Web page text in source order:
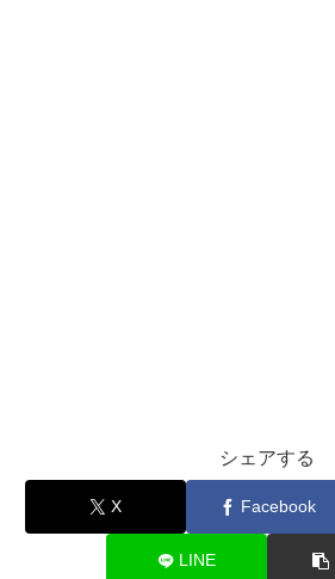
シェアする
X Facebook
LINE